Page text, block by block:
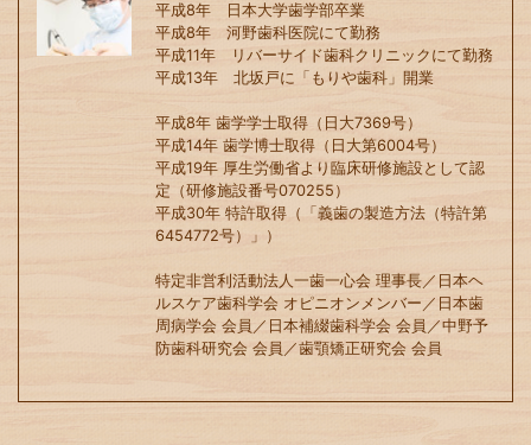
平成8年 日本大学歯学部卒業
平成8年 河野歯科医院にて勤務
平成11年 リバーサイド歯科クリニックにて勤務
平成13年 北坂戸に「もりや歯科」開業
平成8年 歯学学士取得（日大7369号）
平成14年 歯学博士取得（日大第6004号）
平成19年 厚生労働省より臨床研修施設として認
定（研修施設番号070255）
平成30年 特許取得（「義歯の製造方法（特許第
6454772号）」）
特定非営利活動法人一歯一心会 理事長／日本ヘ
ルスケア歯科学会 オピニオンメンバー／日本歯
周病学会 会員／日本補綴歯科学会 会員／中野予
防歯科研究会 会員／歯顎矯正研究会 会員